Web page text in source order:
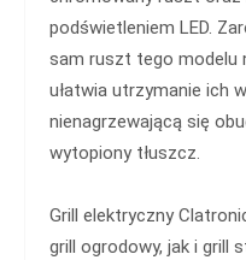
podświetleniem LED.
sam ruszt tego modelu
ułatwia utrzymanie ich
nienagrzewającą się
wytopiony tłuszcz.
Grill elektryczny
grill ogrodowy, jak i grill